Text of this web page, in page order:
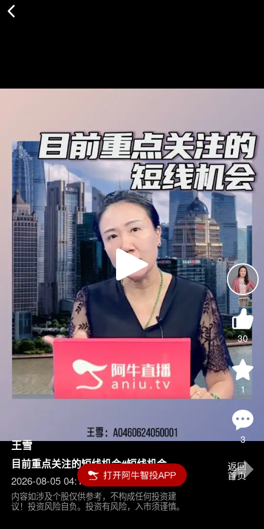
Play
Video
30
1
3
王雪
目前重点关注的短线机会#短线机会
2026-08-05 04:15
内容如涉及个股仅供参考，不构成任何投资建
议！投资风险自负。投资有风险，入市须谨慎。